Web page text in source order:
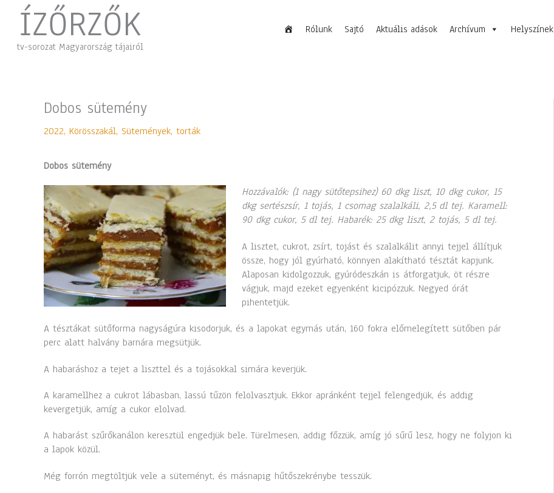
contentÍZŐRZŐK
tv-sorozat Magyarország tájairól
Rólunk Sajtó Aktuális adások Archívum Helyszínek
Dobos sütemény
2022, Körösszakál, Sütemények, torták
Dobos sütemény
Hozzávalók: (1 nagy sütőtepsihez) 60 dkg liszt, 10 dkg cukor, 15
dkg sertészsír, 1 tojás, 1 csomag szalalkáli, 2,5 dl tej. Karamell:
90 dkg cukor, 5 dl tej. Habarék: 25 dkg liszt, 2 tojás, 5 dl tej.
A lisztet, cukrot, zsírt, tojást és szalalkálit annyi tejjel állítjuk
össze, hogy jól gyúrható, könnyen alakítható tésztát kapjunk.
Alaposan kidolgozzuk, gyúródeszkán is átforgatjuk, öt részre
vágjuk, majd ezeket egyenként kicipózzuk. Negyed órát
pihentetjük.
A tésztákat sütőforma nagyságúra kisodorjuk, és a lapokat egymás után, 160 fokra előmelegített sütőben pár
perc alatt halvány barnára megsütjük.
A habaráshoz a tejet a liszttel és a tojásokkal simára keverjük.
A karamellhez a cukrot lábasban, lassú tűzön felolvasztjuk. Ekkor apránként tejjel felengedjük, és addig
kevergetjük, amíg a cukor elolvad.
A habarást szűrőkanálon keresztül engedjük bele. Türelmesen, addig főzzük, amíg jó sűrű lesz, hogy ne folyjon ki
a lapok közül.
Még forrón megtöltjük vele a süteményt, és másnapig hűtőszekrénybe tesszük.